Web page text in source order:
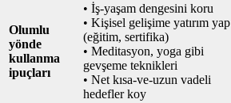
Olumlu
yönde
kullanma
ipuçları
• İş‑yaşam dengesini koru
• Kişisel gelişime yatırım yap
(eğitim, sertifika)
• Meditasyon, yoga gibi
gevşeme teknikleri
• Net kısa‑ve‑uzun vadeli
hedefler koy